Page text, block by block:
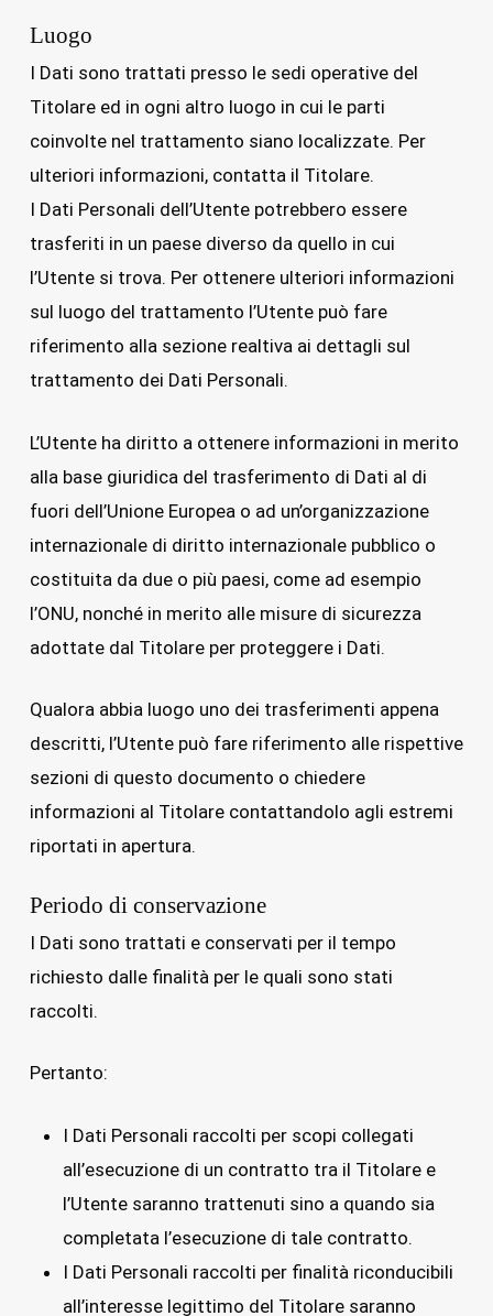
Luogo
I Dati sono trattati presso le sedi operative del
Titolare ed in ogni altro luogo in cui le parti
coinvolte nel trattamento siano localizzate. Per
ulteriori informazioni, contatta il Titolare.
I Dati Personali dell’Utente potrebbero essere
trasferiti in un paese diverso da quello in cui
l’Utente si trova. Per ottenere ulteriori informazioni
sul luogo del trattamento l’Utente può fare
riferimento alla sezione realtiva ai dettagli sul
trattamento dei Dati Personali.
L’Utente ha diritto a ottenere informazioni in merito
alla base giuridica del trasferimento di Dati al di
fuori dell’Unione Europea o ad un’organizzazione
internazionale di diritto internazionale pubblico o
costituita da due o più paesi, come ad esempio
l’ONU, nonché in merito alle misure di sicurezza
adottate dal Titolare per proteggere i Dati.
Qualora abbia luogo uno dei trasferimenti appena
descritti, l’Utente può fare riferimento alle rispettive
sezioni di questo documento o chiedere
informazioni al Titolare contattandolo agli estremi
riportati in apertura.
Periodo di conservazione
I Dati sono trattati e conservati per il tempo
richiesto dalle finalità per le quali sono stati
raccolti.
Pertanto:
I Dati Personali raccolti per scopi collegati
all’esecuzione di un contratto tra il Titolare e
l’Utente saranno trattenuti sino a quando sia
completata l’esecuzione di tale contratto.
I Dati Personali raccolti per finalità riconducibili
all’interesse legittimo del Titolare saranno